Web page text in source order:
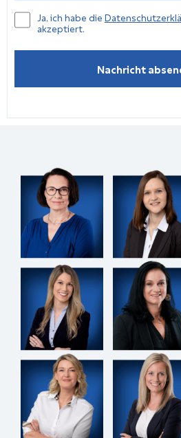
Datenschutzerkläung
*
Ja, ich habe die
akzeptiert.
Nachricht